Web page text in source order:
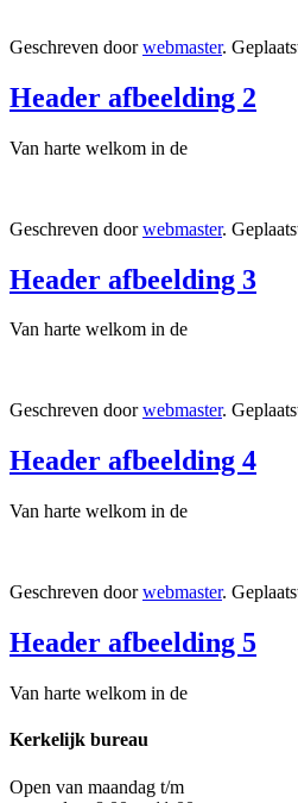
Geschreven doorwebmaster.
Header afbeelding 2
Van harte welkom in de
Geschreven doorwebmaster.
Header afbeelding 3
Van harte welkom in de
Geschreven doorwebmaster.
Header afbeelding 4
Van harte welkom in de
Geschreven doorwebmaster.
Header afbeelding 5
Van harte welkom in de
Kerkelijk bureau
Open van maandag t/m